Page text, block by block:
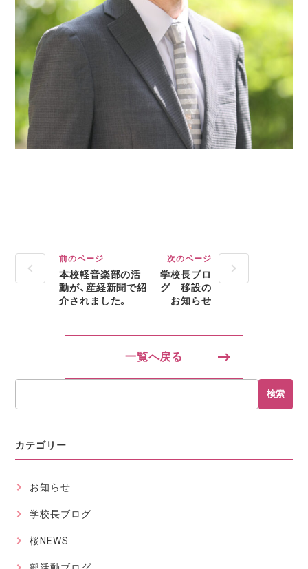
前のページ
本校軽音楽部の活
動が、産経新聞で紹
介されました。
次のページ
学校長ブロ
グ 移設の
お知らせ
一覧へ戻る
検索
カテゴリー
お知らせ
学校長ブログ
桜NEWS